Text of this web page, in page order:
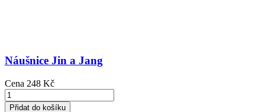
Náušnice Jin a Jang
Cena 248 Kč
Přidat do košíku